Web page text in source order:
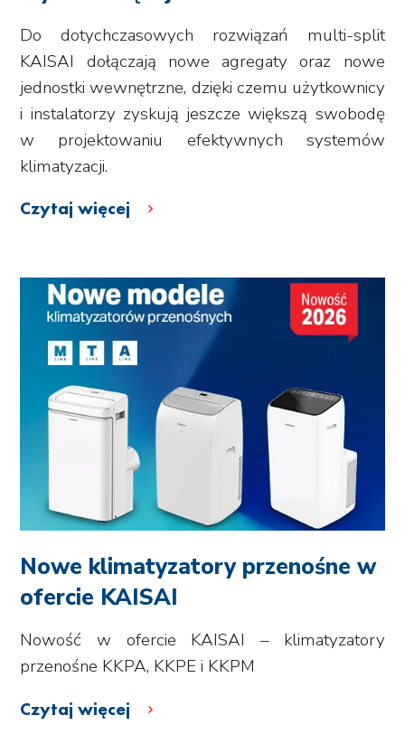
Do dotychczasowych rozwiązań multi-split
KAISAI dołączają nowe agregaty oraz nowe
jednostki wewnętrzne, dzięki czemu użytkownicy
i instalatorzy zyskują jeszcze większą swobodę
w projektowaniu efektywnych systemów
klimatyzacji.
Czytaj więcej
Nowe klimatyzatory przenośne w
ofercie KAISAI
Nowość w ofercie KAISAI – klimatyzatory
przenośne KKPA, KKPE i KKPM
Czytaj więcej